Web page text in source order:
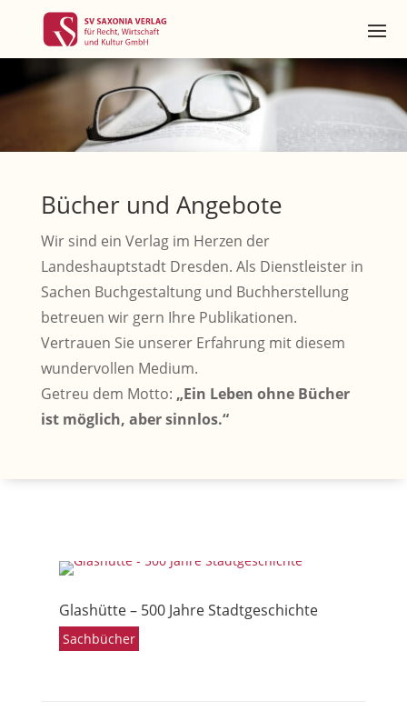
Bücher und Angebote
Wir sind ein Verlag im Herzen der
Landeshauptstadt Dresden. Als Dienstleister in
Sachen Buchgestaltung und Buchherstellung
betreuen wir gern Ihre Publikationen.
Vertrauen Sie unserer Erfahrung mit diesem
wundervollen Medium.
Getreu dem Motto: „Ein Leben ohne Bücher
ist möglich, aber sinnlos.“
Glashütte – 500 Jahre Stadtgeschichte
Sachbücher